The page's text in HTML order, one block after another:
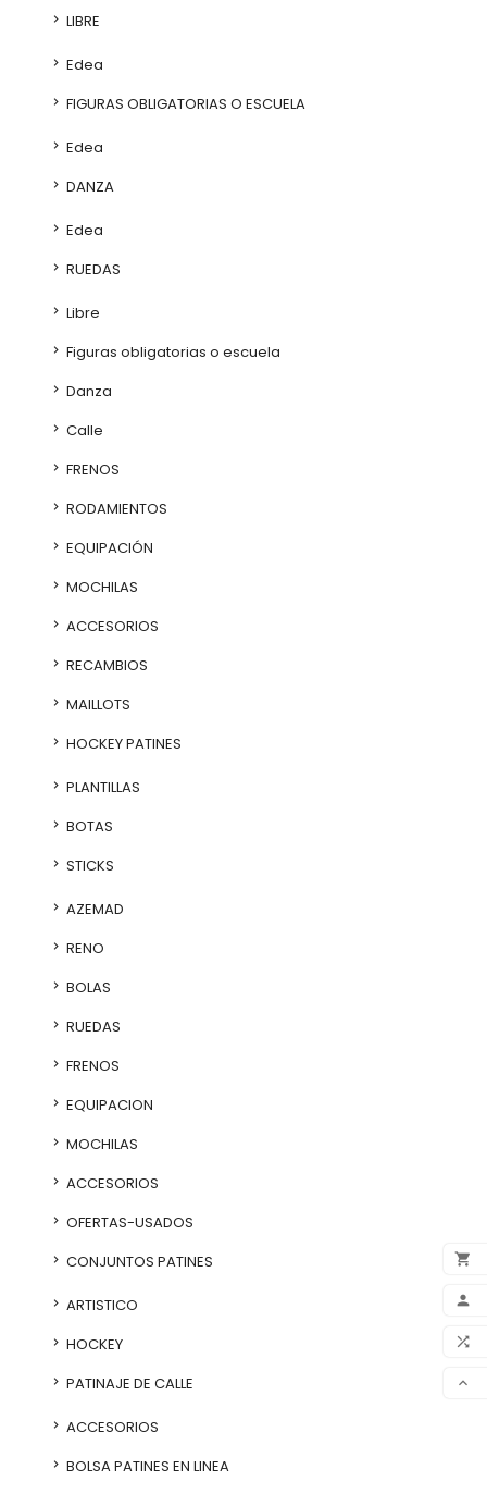




LIBRE
Edea
FIGURAS OBLIGATORIAS O ESCUELA
Edea
DANZA
Edea
RUEDAS
Libre
Figuras obligatorias o escuela
Danza
Calle
FRENOS
RODAMIENTOS
EQUIPACIÓN
MOCHILAS
ACCESORIOS
RECAMBIOS
MAILLOTS
HOCKEY PATINES
PLANTILLAS
BOTAS
STICKS
AZEMAD
RENO
BOLAS
RUEDAS
FRENOS
EQUIPACION
MOCHILAS
ACCESORIOS
OFERTAS-USADOS
CONJUNTOS PATINES
ARTISTICO
HOCKEY
PATINAJE DE CALLE
ACCESORIOS
BOLSA PATINES EN LINEA